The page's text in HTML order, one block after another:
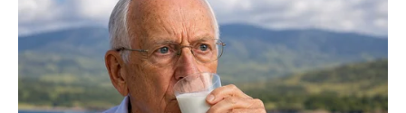
petit diaporama photo de leur mariage. Au
programme : cérémonie religieuse, laïque, lâché
de colombes, mais surtout beaucoup d’amour.
“Nous voilà mariés “, ont-ils écrit sous leur
publication, avant de retracer, émus, les